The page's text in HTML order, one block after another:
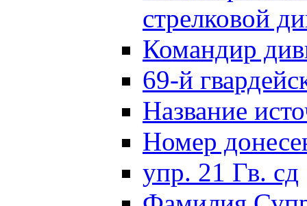
стрелковой
Командир
69-й
Название
Номер
упр. 21 Гв. сд